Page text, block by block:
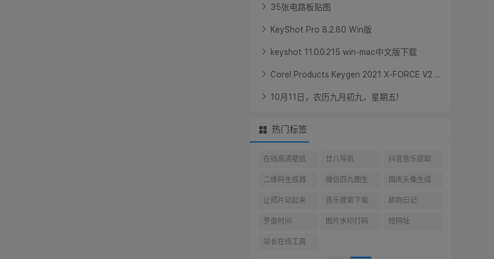
35张电路板贴图
KeyShot Pro 8.2.80 Win版
keyshot 1 1 .0.0.21 5 win-mac中文版下载
Core Products Keygen 2021 X-FORCE V2 ...
1 0月 1 1 日 ， 农历九 月 初九 ， 星期五!
热门标签
在线高清壁纸 廿八导航 抖音音乐提取
二维码生成器 微信四九图生
成器
国庆头像生成
器
让照片动起来 音乐搜索下载 舔狗日记
罗盘时间 图片水印打码 短网址
站长在线工具